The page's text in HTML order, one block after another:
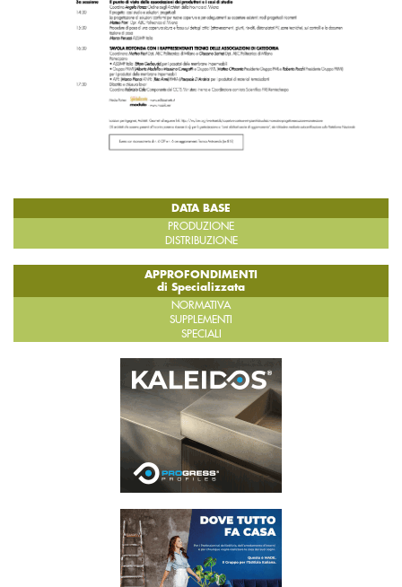
DATA BASE
PRODUZIONE
DISTRIBUZIONE
APPROFONDIMENTI
di Specializzata
NORMATIVA
SUPPLEMENTI
SPECIALI